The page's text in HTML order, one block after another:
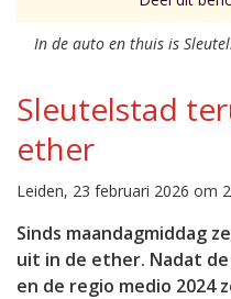
In de auto en thuis is
Sleutelstad
ether
Leiden, 23 februari 2026 om
Sinds maandagmiddag
uit in de ether. Nadat
en de regio medio 2024